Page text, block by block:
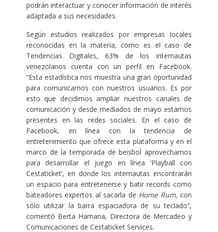
podrán interactuar y conocer información de interés
adaptada a sus necesidades.
Según estudios realizados por empresas locales
reconocidas en la materia, como es el caso de
Tendencias Digitales, 63% de los internautas
venezolanos cuenta con un perfil en Facebook.
“Esta estadística nos muestra una gran oportunidad
para comunicarnos con nuestros usuarios. Es por
esto que decidimos ampliar nuestros canales de
comunicación y desde mediados de mayo estamos
presentes en las redes sociales. En el caso de
Facebook, en línea con la tendencia de
entretenimiento que ofrece esta plataforma y en el
marco de la temporada de beisbol aprovechamos
para desarrollar el juego en línea ‘Playball con
Cestaticket’, en donde los internautas encontrarán
un espacio para entretenerse y batir records como
bateadores expertos al sacarla de Home Rum,con
sólo utilizar la barra espaciadora de su teclado”,
comentó Berta Hamana, Directora de Mercadeo y
Comunicaciones de Cestaticket Services.